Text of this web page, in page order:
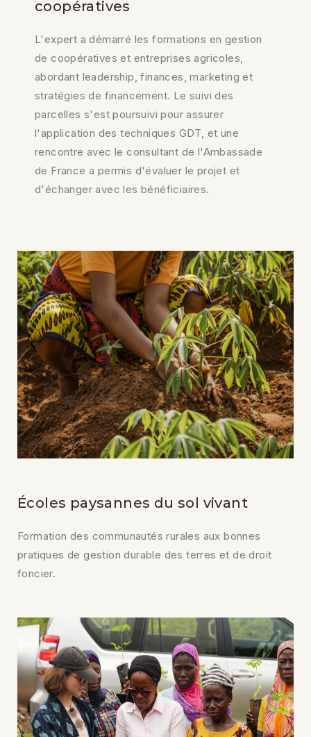
coopératives
L'expert a démarré les formations en gestion
de coopératives et entreprises agricoles,
abordant leadership, finances, marketing et
stratégies de financement. Le suivi des
parcelles s'est poursuivi pour assurer
l'application des techniques GDT, et une
rencontre avec le consultant de l'Ambassade
de France a permis d'évaluer le projet et
d'échanger avec les bénéficiaires.
Écoles paysannes du sol vivant
Formation des communautés rurales aux bonnes
pratiques de gestion durable des terres et de droit
foncier.